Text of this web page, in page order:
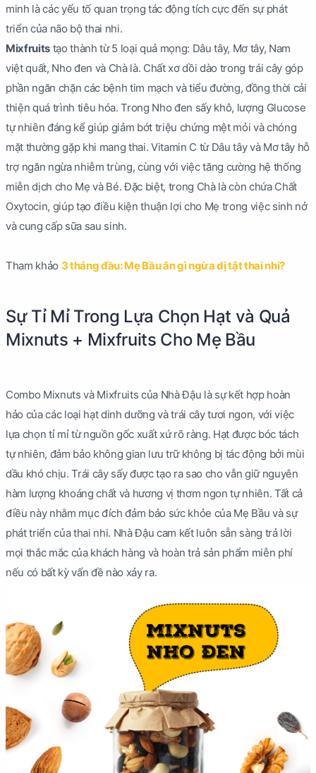
minh là các yếu tố quan trọng tác động tích cực đến sự phát
triển của não bộ thai nhi.
Mixfruitstạo thành từ 5 loại quả mọng: Dâu tây, Mơ tây, Nam
việt quất, Nho đen và Chà là. Chất xơ dồi dào trong trái cây góp
phần ngăn chặn các bệnh tim mạch và tiểu đường, đồng thời cải
thiện quá trình tiêu hóa. Trong Nho đen sấy khô, lượng Glucose
tự nhiên đáng kể giúp giảm bớt triệu chứng mệt mỏi và chóng
mặt thường gặp khi mang thai. Vitamin C từ Dâu tây và Mơ tây hỗ
trợ ngăn ngừa nhiễm trùng, cùng với việc tăng cường hệ thống
miễn dịch cho Mẹ và Bé. Đặc biệt, trong Chà là còn chứa Chất
Oxytocin, giúp tạo điều kiện thuận lợi cho Mẹ trong việc sinh nở
và cung cấp sữa sau sinh.
Tham khảo 3 tháng đầu: Mẹ Bầu ăn gì ngừa dị tật thai nhi?
Sự Tỉ Mỉ Trong Lựa Chọn Hạt và Quả
Mixnuts + Mixfruits Cho Mẹ Bầu
Combo Mixnuts và Mixfruits của Nhà Đậu là sự kết hợp hoàn
hảo của các loại hạt dinh dưỡng và trái cây tươi ngon, với việc
lựa chọn tỉ mỉ từ nguồn gốc xuất xứ rõ ràng. Hạt được bóc tách
tự nhiên, đảm bảo không gian lưu trữ không bị tác động bởi mùi
dầu khó chịu. Trái cây sấy được tạo ra sao cho vẫn giữ nguyên
hàm lượng khoáng chất và hương vị thơm ngon tự nhiên. Tất cả
điều này nhằm mục đích đảm bảo sức khỏe của Mẹ Bầu và sự
phát triển của thai nhi. Nhà Đậu cam kết luôn sẵn sàng trả lời
mọi thắc mắc của khách hàng và hoàn trả sản phẩm miễn phí
nếu có bất kỳ vấn đề nào xảy ra.